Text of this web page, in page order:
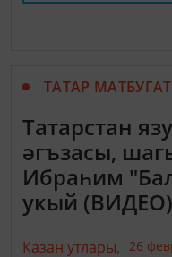
ТАТАР
Татарстан
әгъзасы,
Ибраһим
укый (ВИДЕО)
Казан утлары, 26